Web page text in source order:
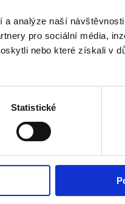
analýze naší
pro sociální média,
nebo které získali v
Statistické
a.s.